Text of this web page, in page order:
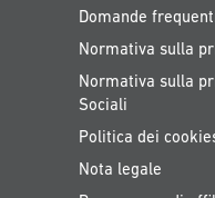
Domande
Normativa sulla
Normativa sulla
Sociali
Politica dei
Nota legale